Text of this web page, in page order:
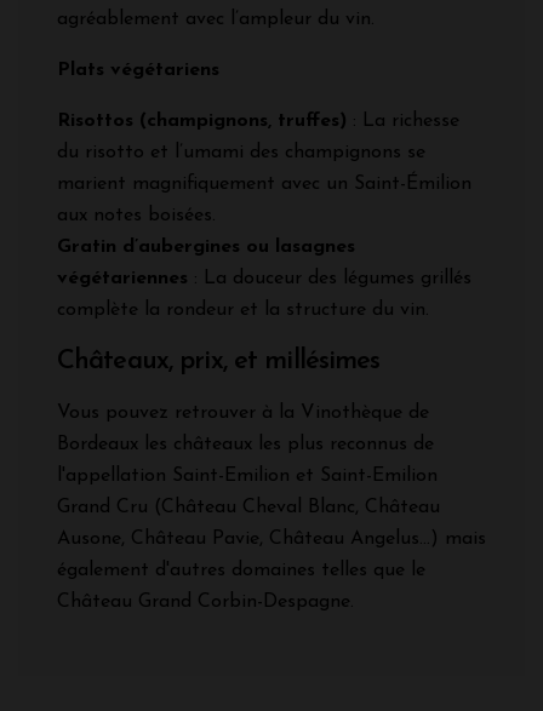
agréablement avec l’ampleur du vin.
Plats végétariens
Risottos (champignons, truffes) : La richesse
du risotto et l’umami des champignons se
marient magnifiquement avec un Saint-Émilion
aux notes boisées.
Gratin d’aubergines ou lasagnes
végétariennes : La douceur des légumes grillés
complète la rondeur et la structure du vin.
Châteaux, prix, et millésimes
Vous pouvez retrouver à la Vinothèque de
Bordeaux les châteaux les plus reconnus de
l'appellation Saint-Emilion et Saint-Emilion
Grand Cru (Château Cheval Blanc, Château
Ausone, Château Pavie, Château Angelus...) mais
également d'autres domaines telles que le
Château Grand Corbin-Despagne.